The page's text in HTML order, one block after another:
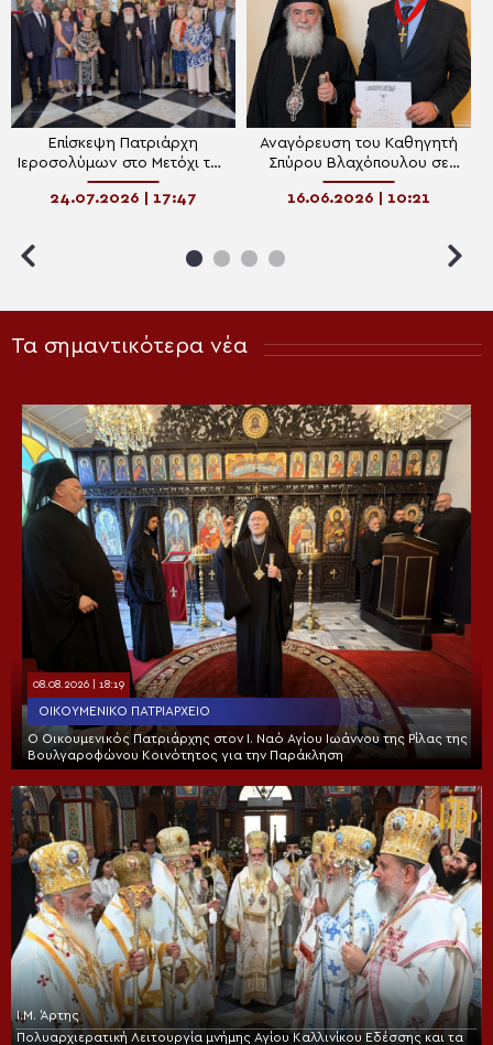
Επίσκεψη Πατριάρχη
Ιεροσολύμων στο Μετόχι του
Παναγίου Τάφου στο
Νεοχώρι του Βοσπόρου
24.07.2026 | 17:47
Αναγόρευση του Καθηγητή
Σπύρου Βλαχόπουλου σε
«Σταυροφόρο του Τάγματος
των Ορθοδόξων
16.06.2026 | 10:21
Τα σημαντικότερα νέα
08.08.2026 | 18:19
ΟΙΚΟΥΜΕΝΙΚΌ ΠΑΤΡΙΑΡΧΕΊΟ
Ο Οικουμενικός Πατριάρχης στον I. Ναό Αγίου Ιωάννου της Ρίλας της
Βουλγαροφώνου Κοινότητος για την Παράκληση
Ι.Μ. Άρτης
Πολυαρχιερατική Λειτουργία μνήμης Αγίου Καλλινίκου Εδέσσης και τα